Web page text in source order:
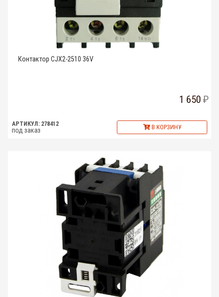
Контактор CJX2-2510 36V
1 650
АРТИКУЛ: 278412
под заказ В КОРЗИНУ